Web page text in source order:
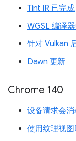
Tint IR 已完成
WGSL 编译
针对 Vulkan
Dawn 更新
Chrome 140
设备请求会消
使用纹理视